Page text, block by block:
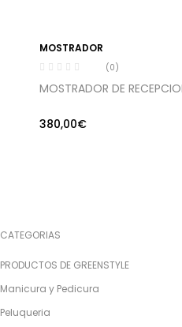
MOSTRADOR
(0)
MOSTRADOR DE
380,00€
CATEGORIAS
PRODUCTOS DE GREENSTYLE
Manicura y Pedicura
Peluqueria